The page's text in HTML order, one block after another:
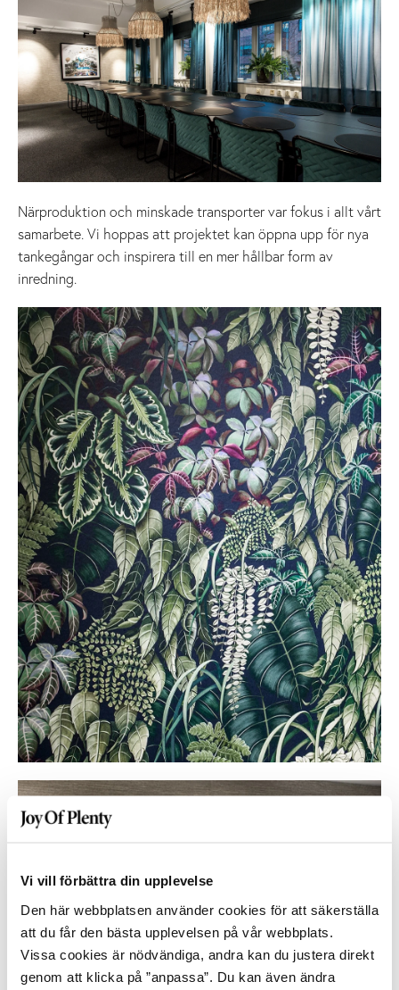
Vi vill förbättra din upplevelse
Den här webbplatsen använder cookies för att säkerställa
att du får den bästa upplevelsen på vår webbplats.
Vissa cookies är nödvändiga, andra kan du justera direkt
genom att klicka på ”anpassa”. Du kan även ändra
Närproduktion och minskade transporter var fokus i allt vårt
samarbete. Vi hoppas att projektet kan öppna upp för nya
tankegångar och inspirera till en mer hållbar form av
inredning.